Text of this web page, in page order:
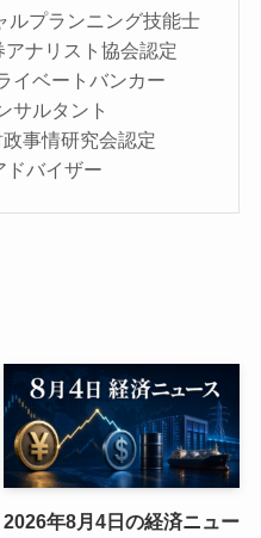
プランニング技能士
ナリスト協会認定
イベートバンカー
サルタント
事情研究会認定
ドバイザー
2026年8月4日の経済ニュー